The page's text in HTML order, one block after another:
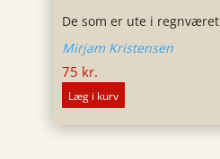
De som er ute i regnværet
Mirjam Kristensen
75 kr.
Læg i kurv